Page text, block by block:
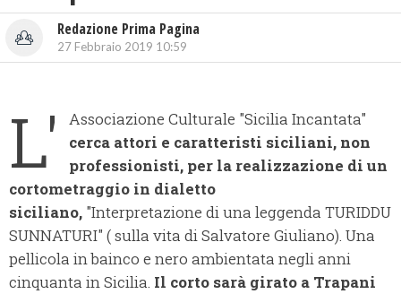
Redazione Prima Pagina
27 Febbraio 2019 10:59
L'
Associazione Culturale "Sicilia Incantata"
cerca attori e caratteristi siciliani, non
professionisti, per la realizzazione di un
cortometraggio in dialetto
siciliano, "Interpretazione di una leggenda TURIDDU
SUNNATURI" ( sulla vita di Salvatore Giuliano). Una
pellicola in bainco e nero ambientata negli anni
cinquanta in Sicilia. Il corto sarà girato a Trapani